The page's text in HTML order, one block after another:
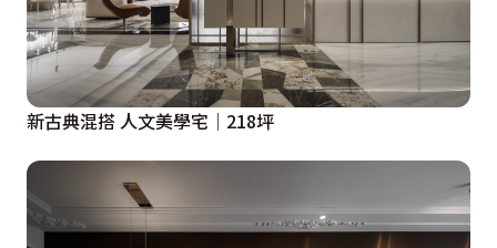
新古典混搭 人文美學宅│218坪